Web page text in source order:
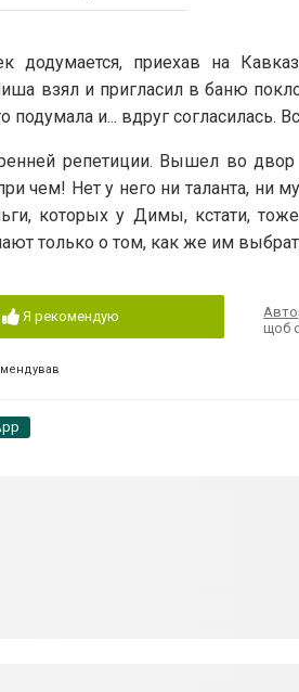
додумается, приехав на
взял и пригласил в баню
и... вдруг согласилась.
репетиции. Вышел во
чем! Нет у него ни таланта, ни
которых у Димы, кстати,
только о том, как же им
Я рекомендую
щоб